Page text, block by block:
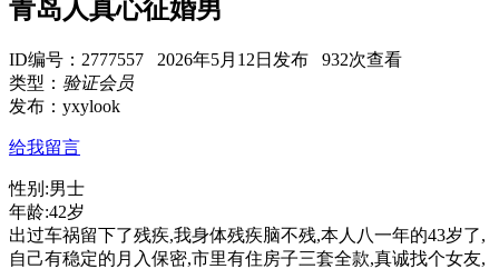
青岛人真心征婚男
ID编号：2777557 2026年5月12日发布 932次查看
类型： 验证会员
发布：yxylook
给我留言
性别:男士
年龄:42岁
出过车祸留下了残疾,我身体残疾脑不残,本人八一年的43岁了,
自己有稳定的月入保密,市里有住房子三套全款,真诚找个女友,